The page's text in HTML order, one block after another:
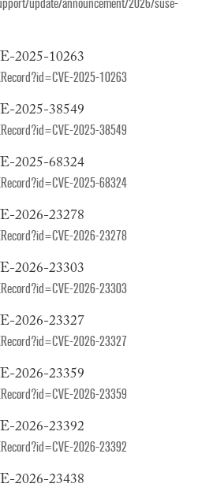
update/announcement/2026/suse-
2025-10263
2025-10263
2025-38549
2025-38549
2025-68324
2025-68324
2026-23278
2026-23278
2026-23303
2026-23303
2026-23327
2026-23327
2026-23359
2026-23359
2026-23392
2026-23392
2026-23438